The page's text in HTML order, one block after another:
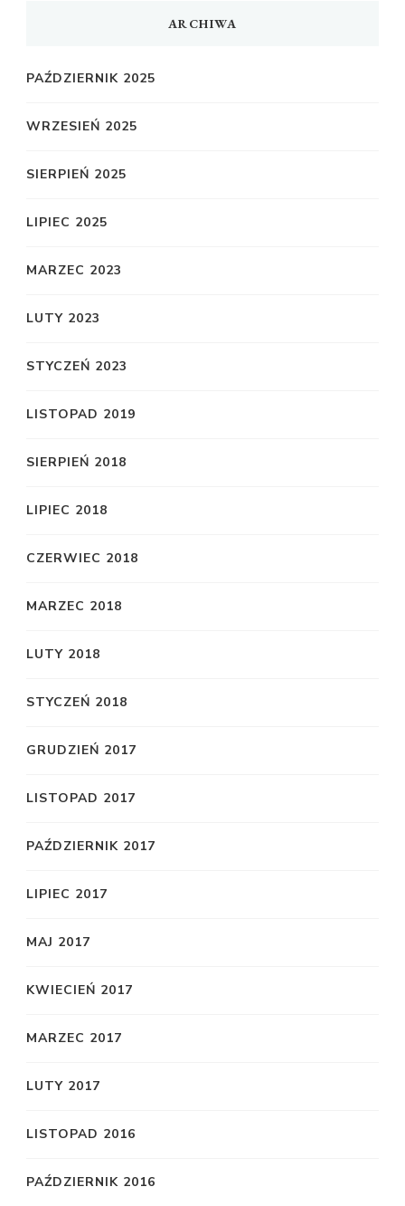
ARCHIWA
PAŹDZIERNIK 2025
WRZESIEŃ 2025
SIERPIEŃ 2025
LIPIEC 2025
MARZEC 2023
LUTY 2023
STYCZEŃ 2023
LISTOPAD 2019
SIERPIEŃ 2018
LIPIEC 2018
CZERWIEC 2018
MARZEC 2018
LUTY 2018
STYCZEŃ 2018
GRUDZIEŃ 2017
LISTOPAD 2017
PAŹDZIERNIK 2017
LIPIEC 2017
MAJ 2017
KWIECIEŃ 2017
MARZEC 2017
LUTY 2017
LISTOPAD 2016
PAŹDZIERNIK 2016